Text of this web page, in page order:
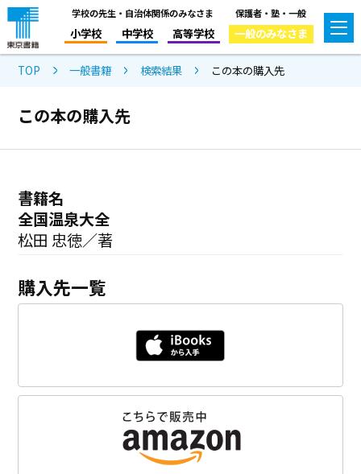
学校の先生・自治体関係のみなさま
小学校 中学校 高等学校
保護者・塾・一般
一般のみなさま
TOP 一般書籍 検索結果 この本の購入先
この本の購入先
書籍名
全国温泉大全
松田 忠徳／著
購入先一覧